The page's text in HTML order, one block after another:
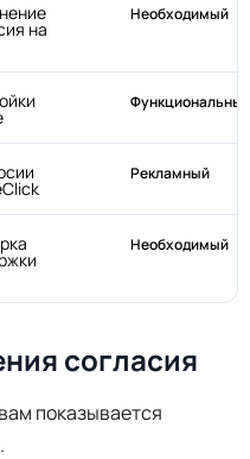
на
Необходимый
Функциональный
Рекламный
Необходимый
согласия
показывается